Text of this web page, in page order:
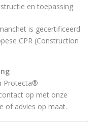
en toepassing
is gecertificeerd
CPR (Construction
Protecta®
op met onze
of advies op maat.